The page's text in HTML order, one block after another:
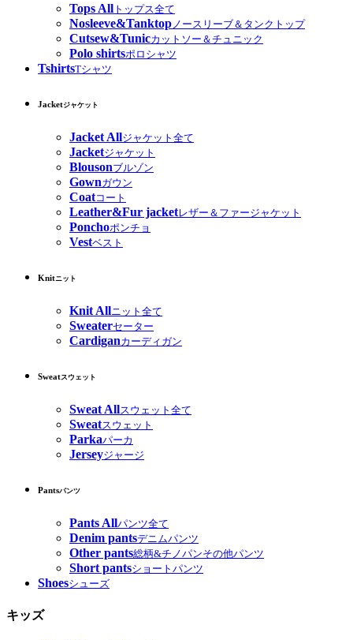
Tops All トップス全て
Nosleeve&Tanktop ノースリーブ＆タンクトップ
Cutsew&Tunicカットソー＆チュニック
Polo shirtsポロシャツ
TshirtsTシャツ
Jacketジャケット
Jacket Allジャケット全て
Jacketジャケット
Blousonブルゾン
Gownガウン
Coatコート
Leather&Fur jacketレザー＆ファージャケット
Ponchoポンチョ
Vestベスト
Knitニット
Knit Allニット全て
Sweaterセーター
Cardiganカーディガン
Sweatスウェット
Sweat Allスウェット全て
Sweatスウェット
Parkaパーカ
Jerseyジャージ
Pantsパンツ
Pants Allパンツ全て
Denim pantsデニムパンツ
Other pants総柄&チノパンその他パンツ
Short pantsショートパンツ
Shoesシューズ
キッズ